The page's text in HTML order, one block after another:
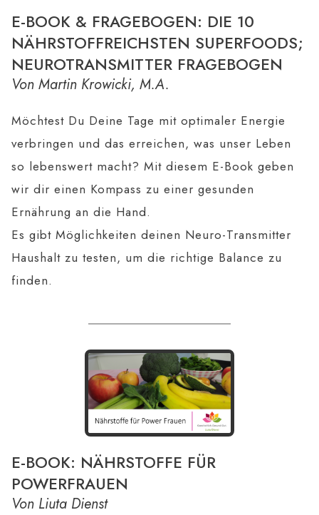
E-BOOK & FRAGEBOGEN: DIE 10
NÄHRSTOFFREICHSTEN SUPERFOODS;
NEUROTRANSMITTER FRAGEBOGEN
Von Martin Krowicki, M.A.
Möchtest Du Deine Tage mit optimaler Energie
verbringen und das erreichen, was unser Leben
so lebenswert macht? Mit diesem E-Book geben
wir dir einen Kompass zu einer gesunden
Ernährung an die Hand.
Es gibt Möglichkeiten deinen Neuro-Transmitter
Haushalt zu testen, um die richtige Balance zu
finden.
E-BOOK: NÄHRSTOFFE FÜR
POWERFRAUEN
Von Liuta Dienst